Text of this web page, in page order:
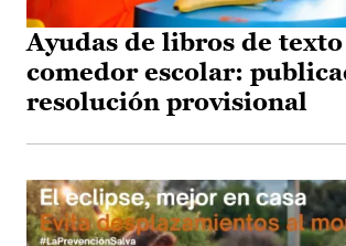
Ayudas de libros de texto
comedor escolar:
resolución provisional